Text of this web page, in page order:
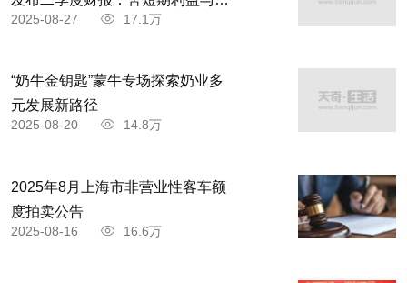
家共赴高质量发展
2025-08-27 17.1万
“奶牛金钥匙”蒙牛专场探索奶业多
元发展新路径
2025-08-20 14.8万
2025年8月上海市非营业性客车额
度拍卖公告
2025-08-16 16.6万